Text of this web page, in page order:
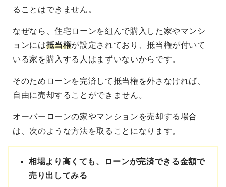
ることはできません。
なぜなら、住宅ローンを組んで購入した家やマンシ
ョンには抵当権が設定されており、抵当権が付いて
いる家を購入する人はまずいないからです。
そのためローンを完済して抵当権を外さなければ、
自由に売却することができません。
オーバーローンの家やマンションを売却する場合
は、次のような方法を取ることになります。
相場より高くても、ローンが完済できる金額で
売り出してみる